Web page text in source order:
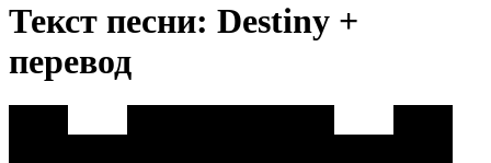
Текст песни: Destiny +
перевод